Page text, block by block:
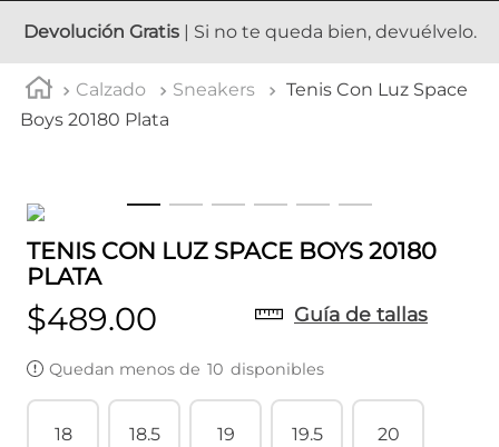
Devolución Gratis| Si no te queda bien, devuélvelo.
Calzado Sneakers
Tenis Con Luz Space
Boys 20180 Plata
TENIS CON LUZ SPACE BOYS 20180
PLATA
$489.00 Guía de tallas
Quedan menos de 10 disponibles
18 18.5 19 19.5 20
tenis hombre
5. tenis